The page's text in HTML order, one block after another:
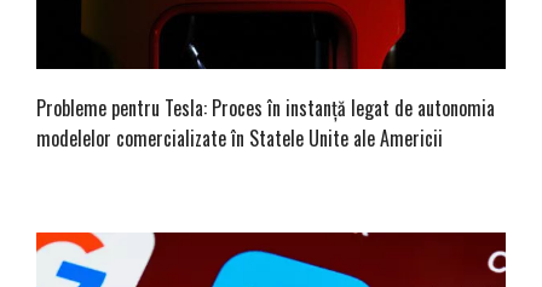
Probleme pentru Tesla: Proces în instanță legat de autonomia
modelelor comercializate în Statele Unite ale Americii